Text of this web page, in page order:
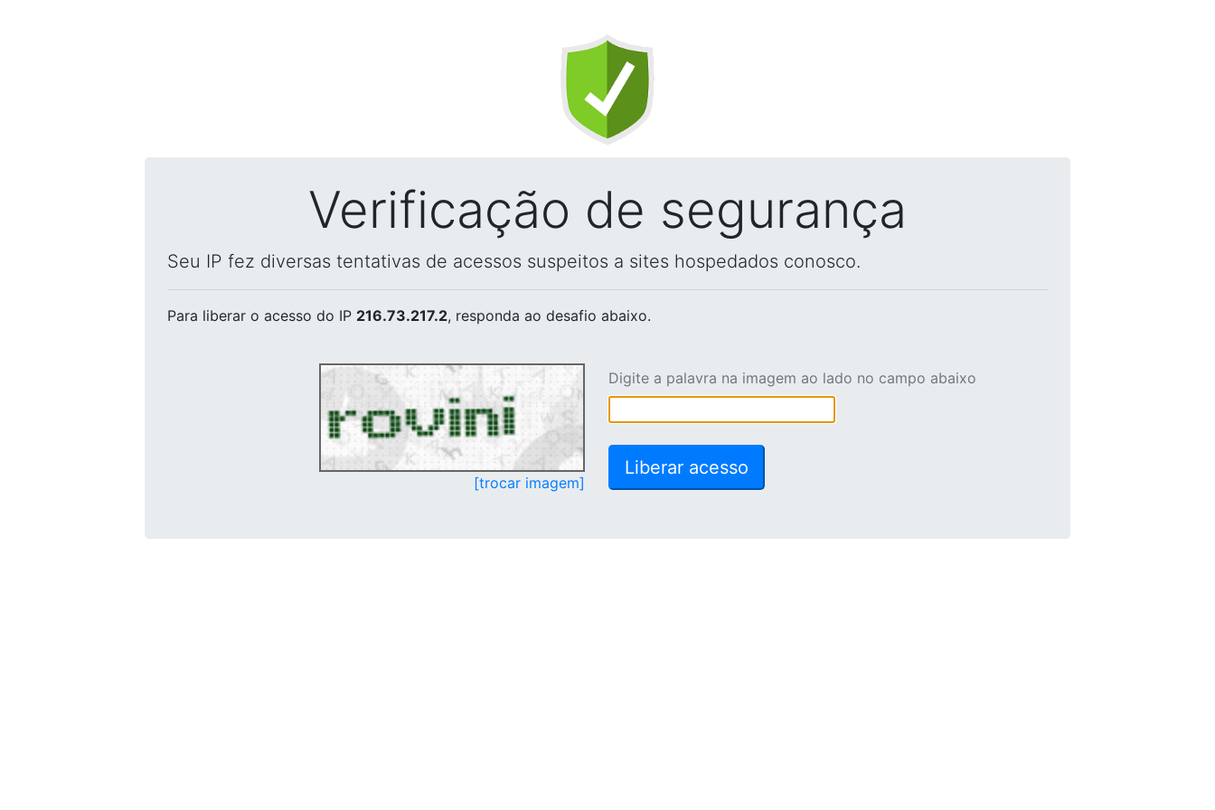
Verificação de segurança
Seu IP fez diversas tentativas de acessos suspeitos a sites hospedados conosco.
Para liberar o acesso do IP 216.73.217.2, responda ao desafio abaixo.
[trocar imagem]
Digite a palavra na imagem ao lado no campo abaixo